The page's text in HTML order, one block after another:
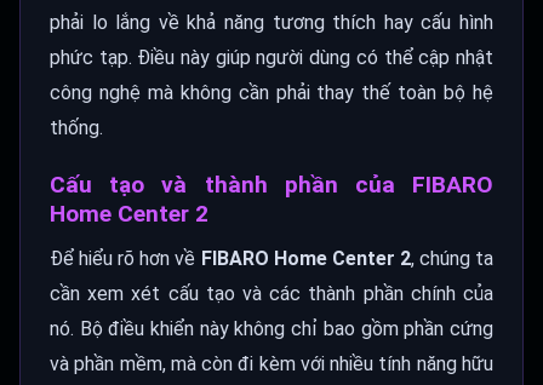
phải lo lắng về khả năng tương thích hay cấu hình
phức tạp. Điều này giúp người dùng có thể cập nhật
công nghệ mà không cần phải thay thế toàn bộ hệ
thống.
Cấu tạo và thành phần của FIBARO
Home Center 2
Để hiểu rõ hơn về FIBARO Home Center 2, chúng ta
cần xem xét cấu tạo và các thành phần chính của
nó. Bộ điều khiển này không chỉ bao gồm phần cứng
và phần mềm, mà còn đi kèm với nhiều tính năng hữu